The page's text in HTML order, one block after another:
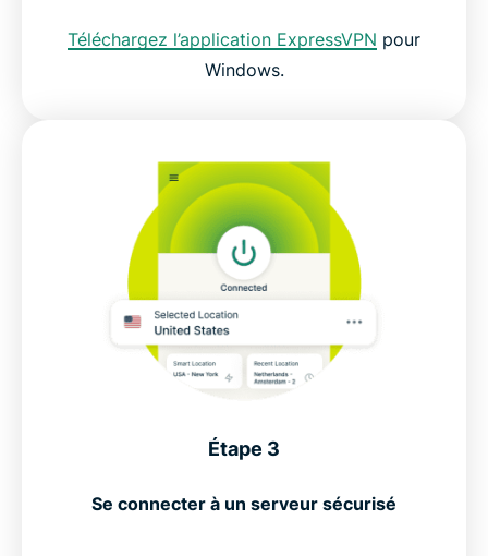
Téléchargez l’application ExpressVPN pour
Windows.
Étape 3
Se connecter à un serveur sécurisé